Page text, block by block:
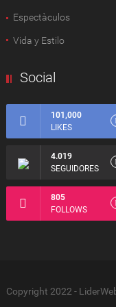
Espectàculos
Vida y Estilo
Social
101,000
LIKES
4.019
SEGUIDORES
805
FOLLOWS
Copyright 2022 -